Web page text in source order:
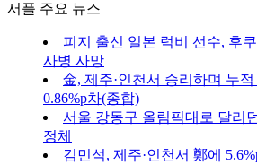
서플 주요 뉴스
피지 출신 일본 럭비 선수, 후
사병 사망
金, 제주·인천서 승리하며 누
0.86%p차(종합)
서울 강동구 올림픽대로 달리
정체
김민석, 제주·인천서 鄭에